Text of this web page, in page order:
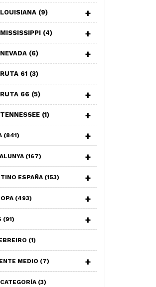
LOUISIANA (9)
MISSISSIPPI (4)
NEVADA (6)
RUTA 61 (3)
RUTA 66 (5)
TENNESSEE (1)
(841)
(167)
ESPAÑA (153)
(493)
(91)
(1)
MEDIO (7)
(3)